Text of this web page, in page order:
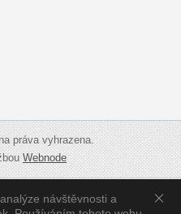
návštěvnosti a
práva vyhrazena.
Webnode